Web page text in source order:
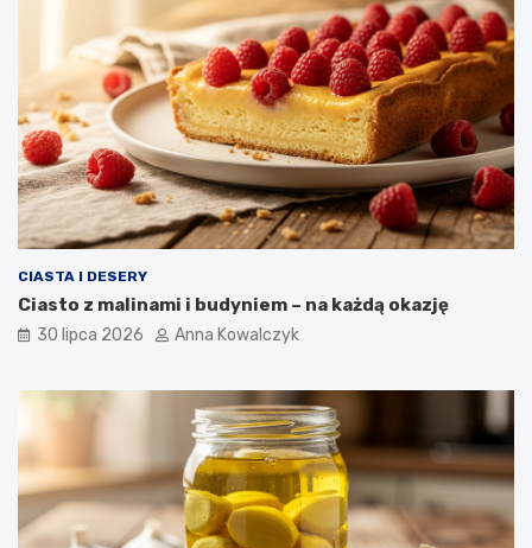
CIASTA I DESERY
Ciasto z malinami i budyniem – na każdą okazję
30 lipca 2026 Anna Kowalczyk